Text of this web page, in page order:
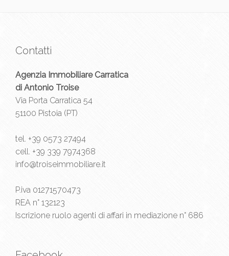
Contatti
Agenzia Immobiliare Carratica
di Antonio Troise
Via Porta Carratica 54
51100 Pistoia (PT)
tel. +39 0573 27494
cell. +39 339 7974368
info@troiseimmobiliare.it
P.iva 01271570473
REA n° 132123
Iscrizione ruolo agenti di affari in mediazione n° 686